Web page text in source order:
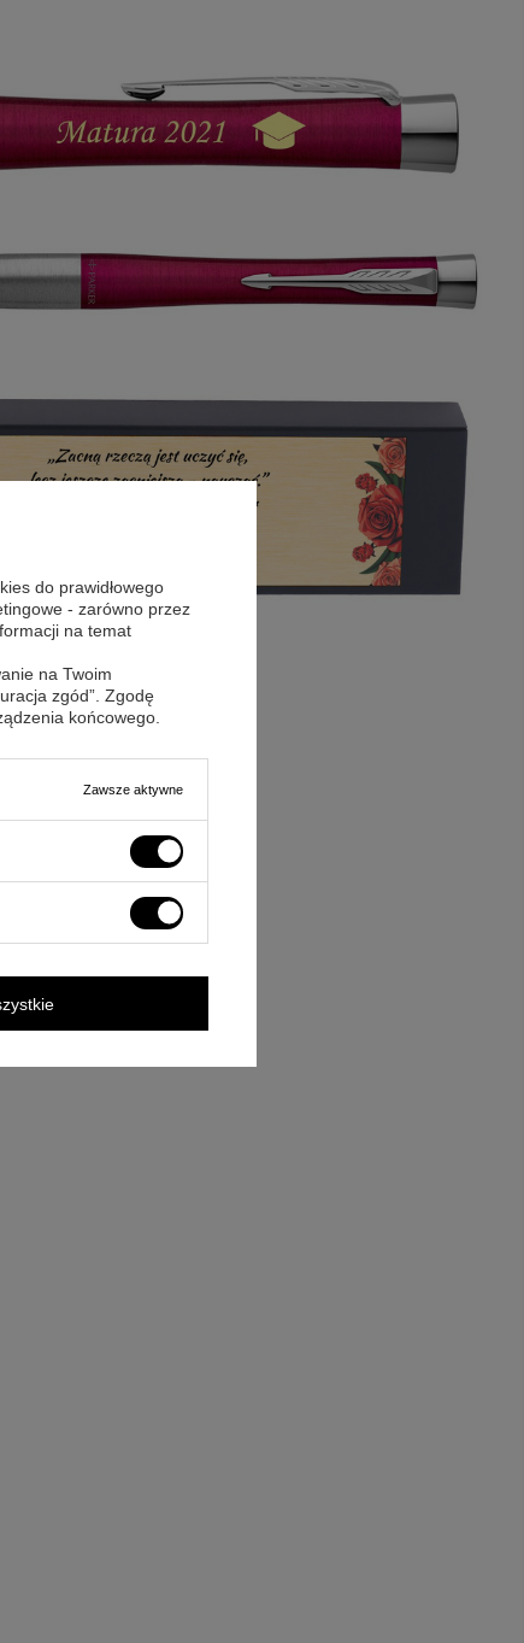
do prawidłowego
- zarówno przez
na temat
na Twoim
zgód”. Zgodę
końcowego.
Zawsze aktywne